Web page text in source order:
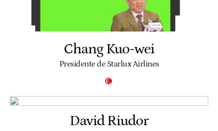
Chang Kuo-wei
Presidente de Starlux Airlines
David Riudor